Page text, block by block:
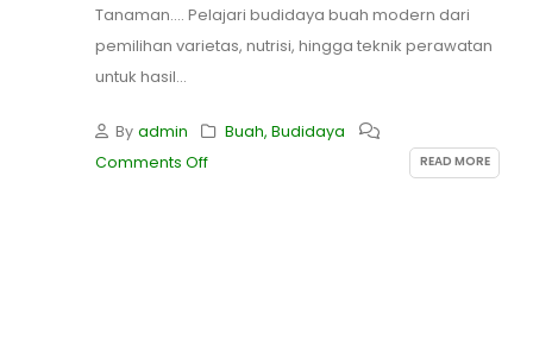
Tanaman.... Pelajari budidaya buah modern dari
pemilihan varietas, nutrisi, hingga teknik perawatan
untuk hasil...
By admin Buah, Budidaya
Comments Off
READ MORE